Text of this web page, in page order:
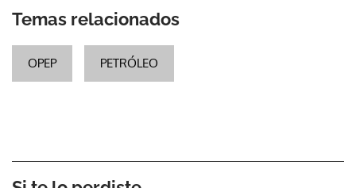
Temas relacionados
OPEP PETRÓLEO